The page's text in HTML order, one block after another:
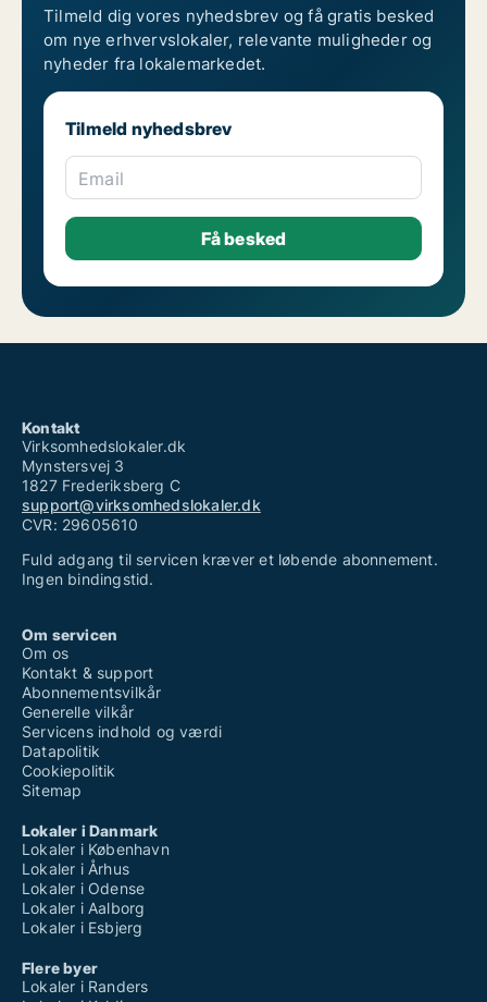
Tilmeld dig vores nyhedsbrev og få gratis besked
om nye erhvervslokaler, relevante muligheder og
nyheder fra lokalemarkedet.
Tilmeld nyhedsbrev
Email
Kontakt
Virksomhedslokaler.dk
Mynstersvej 3
1827 Frederiksberg C
support@virksomhedslokaler.dk
CVR: 29605610
Fuld adgang til servicen kræver et løbende abonnement.
Ingen bindingstid.
Om servicen
Om os
Kontakt & support
Abonnementsvilkår
Generelle vilkår
Servicens indhold og værdi
Datapolitik
Cookiepolitik
Sitemap
Lokaler i Danmark
Lokaler i København
Lokaler i Århus
Lokaler i Odense
Lokaler i Aalborg
Lokaler i Esbjerg
Flere byer
Lokaler i Randers